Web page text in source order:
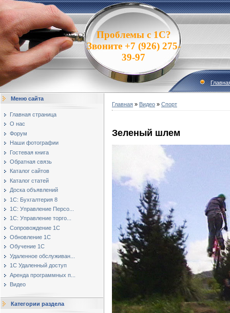
Проблемы с 1С?
Звоните +7 (926) 275-
39-97
Меню сайта
Главная страница
О нас
Форум
Наши фотографии
Гостевая книга
Обратная связь
Каталог сайтов
Каталог статей
Доска объявлений
1С: Бухгалтерия 8
1С: Управление Персо...
1С: Управление торго...
Сопровождение 1С
Обновление 1С
Обучение 1С
Удаленное обслуживан...
1С Удаленный доступ
Аренда программных п...
Видео
Категории раздела
Главная » Видео » Спорт
Зеленый шлем